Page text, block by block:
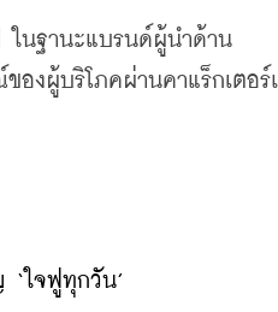
นฐานะแบรนด์ผู้นำด้าน
องผู้บริโภคผ่านคาแร็กเตอร์
ใจฟูทุกวัน’